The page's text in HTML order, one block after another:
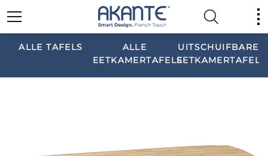
ALLE TAFELS
ALLE
EETKAMERTAFELS
UITSCHUIFBARE
EETKAMERTAFELS